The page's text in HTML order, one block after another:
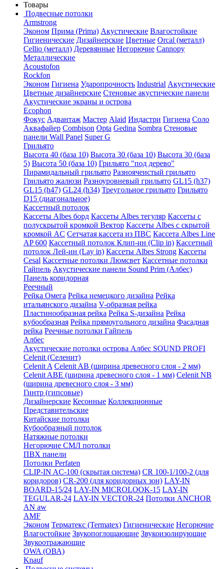
Товары
Подвесные потолки
Armstrong
Эконом Прима (Prima) Акустические Влагостойкие
Гигиенические Дизайнерские Цветные Orcal (металл)
Cellio (металл) Деревянные Негорючие Cannopy
Металлические
Acoustofon
Rockfon
Эконом Гигиена Ударопрочность Industrial Акустические
Цветные дизайнерские Стеновые акустические панели
Акустические экраны и острова
Ecophon
Фокус Адвантаж Мастер Alaid Индастри Гигиена Соло
Аквафайер Combison Opta Gedina Sombra Стеновые
панели Wall Panel Super G
Грильято
Высота 40 (база 10) Высота 30 (база 10) Высота 30 (база
5) Высота 50 (база 10) Грильято "под дерево"
Пирамидальный грильято Разноячеистый грильято
Грильято жалюзи Разноуровневый грильято GL15 (h37)
GL15 (h47) GL24 (h34) Треугольное грильято Грильято
D15 (диагональное)
Кассетный потолок
Кассеты Albes борд Кассеты Albes тегуляр Кассеты с
полускрытой кромкой Вектор Кассеты Albes с скрытой
кромкой AC Сетчатая кассета из ПВС Кассета Albes Line
AP 600 Кассетный потолок Клип-ин (Clip in) Кассетный
потолок Лей-ин (Lay in) Кассеты Albes Strong Кассеты
Cesal Кассетные потолки Люмсвет Кассетные потолки
Гайпель Акустические панели Sound Prim (Албес)
Панель коридорная
Реечный
Рейка Омега Рейка немецкого дизайна Рейка
итальянского дизайна V-образная рейка
Пластинообразная рейка Рейка S-дизайна Рейка
кубообразная Рейка прямоугольного дизайна Фасадная
рейка Реечные потолки Гайпель
Албес
Акустические потолки острова Албес SOUND PROFI
Celenit (Селенит)
Celenit A Celenit AB (ширина древесного слоя - 2 мм)
Celenit ABE (ширина древесного слоя - 1 мм) Celenit NB
(ширина древесного слоя - 3 мм)
Гинтр (гипсовые)
Дизайнерские Кесонные Коллекционные
Представительские
Китайские потолки
Кубообразный потолок
Натяжные потолки
Негорючие СМЛ потолки
ПВХ панели
Потолки Perfaten
CLIP-IN AC-100 (скрытая система) CR 100-1/100-2 (для
коридоров) CR-200 (для коридорных зон) LAY-IN
BOARD-15/24 LAY-IN MICROLOOK-15 LAY-IN
TEGULAR-24 LAY-IN VECTOR-24 Потолки ANCHOR
AN aw
AMF
Эконом Терматекс (Termatex) Гигиенические Негорючие
Влагостойкие Звукопоглощающие Звукоизолирующие
Звукоотражающие
OWA (ОВА)
Knauf